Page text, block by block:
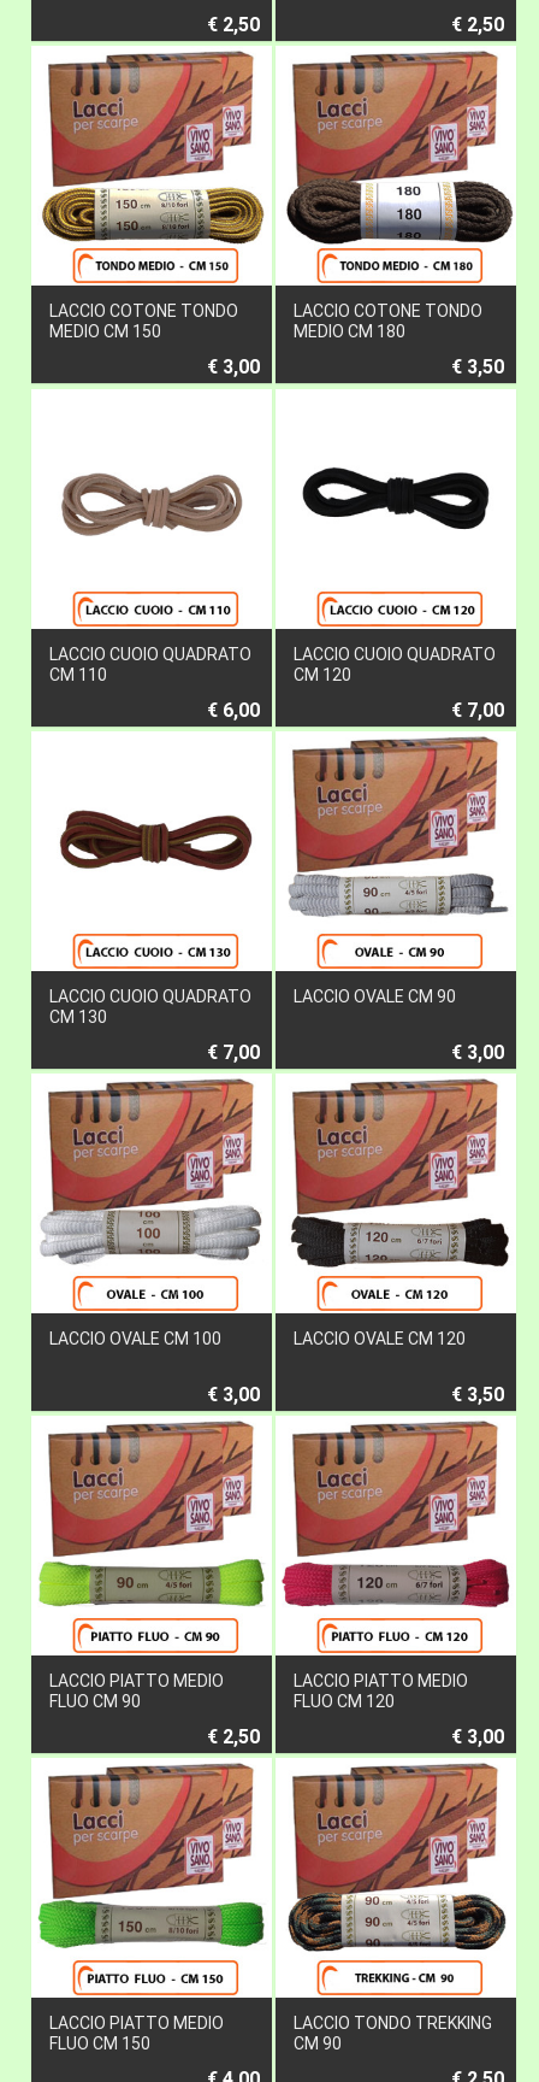
€ 2,50 € 2,50
LACCIO COTONE TONDO
MEDIO CM 150
€ 3,00
LACCIO COTONE TONDO
MEDIO CM 180
€ 3,50
LACCIO CUOIO QUADRATO
CM 110
€ 6,00
LACCIO CUOIO QUADRATO
CM 120
€ 7,00
LACCIO CUOIO QUADRATO
CM 130
€ 7,00
LACCIO OVALE CM 90
€ 3,00
LACCIO OVALE CM 100
€ 3,00
LACCIO OVALE CM 120
€ 3,50
LACCIO PIATTO MEDIO
FLUO CM 90
€ 2,50
LACCIO PIATTO MEDIO
FLUO CM 120
€ 3,00
LACCIO PIATTO MEDIO
FLUO CM 150
LACCIO TONDO TREKKING
CM 90